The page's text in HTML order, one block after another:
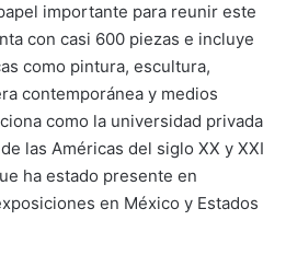
importante para reunir este
con casi 600 piezas e incluye
como pintura, escultura,
contemporánea y medios
como la universidad privada
las Américas del siglo XX y XXI
ha estado presente en
en México y Estados